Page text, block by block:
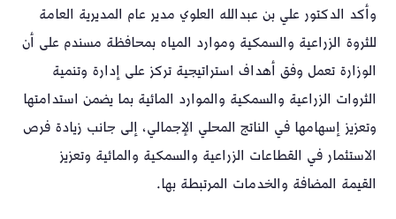
وأكد الدكتور علي بن عبدالله العلوي مدير عام المديرية العامة
للثروة الزراعية والسمكية وموارد المياه بمحافظة مسندم على أن
الوزارة تعمل وفق أهداف استراتيجية تركز على إدارة وتنمية
الثروات الزراعية والسمكية والموارد المائية بما يضمن استدامتها
وتعزيز إسهامها في الناتج المحلي الإجمالي، إلى جانب زيادة فرص
الاستثمار في القطاعات الزراعية والسمكية والمائية وتعزيز
القيمة المضافة والخدمات المرتبطة بها.